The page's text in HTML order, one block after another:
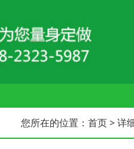
您所在的位置： 首页> 详